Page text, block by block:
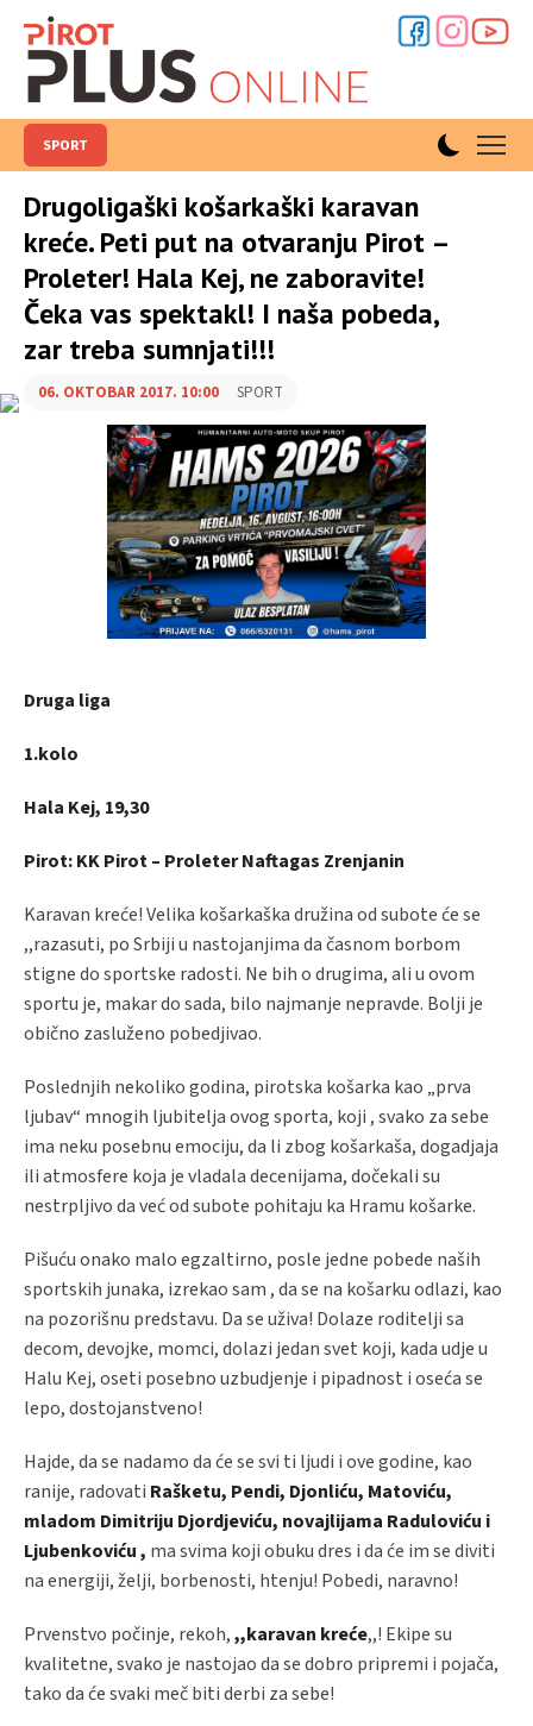
SPORT
Drugoligaški košarkaški karavan
kreće. Peti put na otvaranju Pirot –
Proleter! Hala Kej, ne zaboravite!
Čeka vas spektakl! I naša pobeda,
zar treba sumnjati!!!
06. OKTOBAR 2017. 10:00 SPORT
Druga liga
1.kolo
Hala Kej, 19,30
Pirot: KK Pirot – Proleter Naftagas Zrenjanin
Karavan kreće! Velika košarkaška družina od subote će se
,,razasuti, po Srbiji u nastojanjima da časnom borbom
stigne do sportske radosti. Ne bih o drugima, ali u ovom
sportu je, makar do sada, bilo najmanje nepravde. Bolji je
obično zasluženo pobedjivao.
Poslednjih nekoliko godina, pirotska košarka kao „prva
ljubav“ mnogih ljubitelja ovog sporta, koji , svako za sebe
ima neku posebnu emociju, da li zbog košarkaša, dogadjaja
ili atmosfere koja je vladala decenijama, dočekali su
nestrpljivo da već od subote pohitaju ka Hramu košarke.
Pišuću onako malo egzaltirno, posle jedne pobede naših
sportskih junaka, izrekao sam , da se na košarku odlazi, kao
na pozorišnu predstavu. Da se uživa! Dolaze roditelji sa
decom, devojke, momci, dolazi jedan svet koji, kada udje u
Halu Kej, oseti posebno uzbudjenje i pipadnost i oseća se
lepo, dostojanstveno!
Hajde, da se nadamo da će se svi ti ljudi i ove godine, kao
ranije, radovati Rašketu, Pendi, Djonliću, Matoviću,
mladom Dimitriju Djordjeviću, novajlijama Raduloviću i
Ljubenkoviću , ma svima koji obuku dres i da će im se diviti
na energiji, želji, borbenosti, htenju! Pobedi, naravno!
Prvenstvo počinje, rekoh,,,karavan kreće,,! Ekipe su
kvalitetne, svako je nastojao da se dobro pripremi i pojača,
tako da će svaki meč biti derbi za sebe!